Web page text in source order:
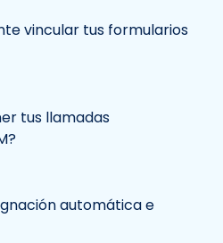
vincular tus formularios
tus llamadas
automática e